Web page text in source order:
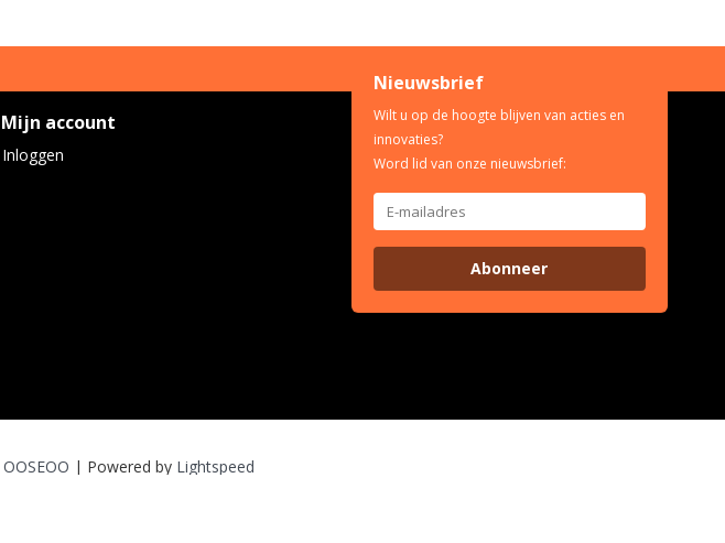
Mijn account
Inloggen
Nieuwsbrief
Wilt u op de hoogte blijven van acties en
innovaties?
Word lid van onze nieuwsbrief:
Abonneer
OOSEOO | Powered by Lightspeed